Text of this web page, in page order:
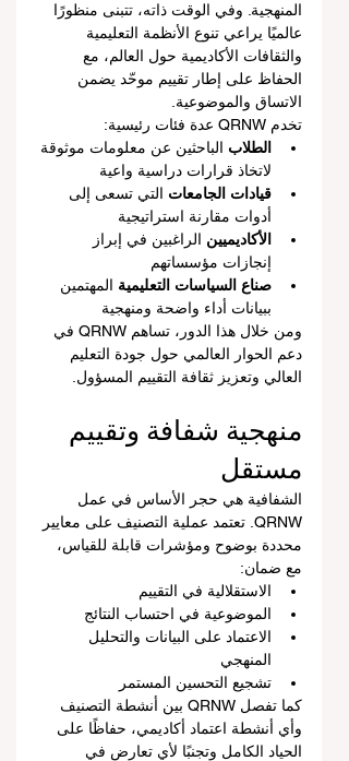
المنهجية. وفي الوقت ذاته، تتبنى منظورًا
عالميًا يراعي تنوع الأنظمة التعليمية
والثقافات الأكاديمية حول العالم، مع
الحفاظ على إطار تقييم موحّد يضمن
الاتساق والموضوعية.
تخدم QRNW عدة فئات رئيسية:
الطلاب الباحثين عن معلومات موثوقة
لاتخاذ قرارات دراسية واعية
قيادات الجامعات التي تسعى إلى
أدوات مقارنة استراتيجية
الأكاديميين الراغبين في إبراز
إنجازات مؤسساتهم
صناع السياسات التعليمية المهتمين
ببيانات أداء واضحة ومنهجية
ومن خلال هذا الدور، تساهم QRNW في
دعم الحوار العالمي حول جودة التعليم
العالي وتعزيز ثقافة التقييم المسؤول.
منهجية شفافة وتقييم
مستقل
الشفافية هي حجر الأساس في عمل
QRNW. تعتمد عملية التصنيف على معايير
محددة بوضوح ومؤشرات قابلة للقياس،
مع ضمان:
الاستقلالية في التقييم
الموضوعية في احتساب النتائج
الاعتماد على البيانات والتحليل
المنهجي
تشجيع التحسين المستمر
كما تفصل QRNW بين أنشطة التصنيف
وأي أنشطة اعتماد أكاديمي، حفاظًا على
الحياد الكامل وتجنبًا لأي تعارض في